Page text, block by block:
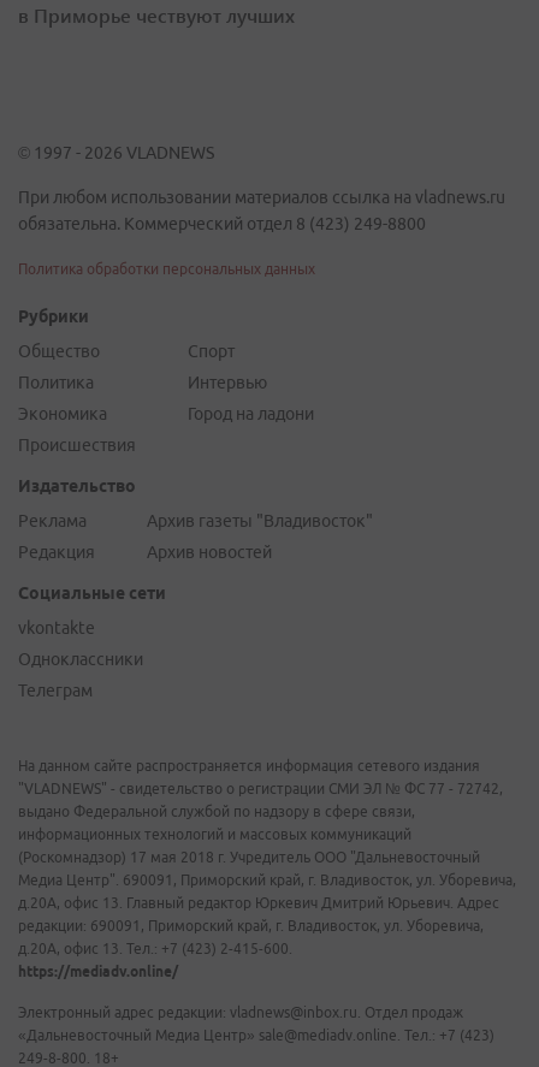
в Приморье чествуют лучших
© 1997 - 2026 VLADNEWS
При любом использовании материалов ссылка на vladnews.ru
обязательна. Коммерческий отдел 8 (423) 249-8800
Политика обработки персональных данных
Рубрики
Общество
Политика
Экономика
Происшествия
Спорт
Интервью
Город на ладони
Издательство
Реклама
Редакция
Архив газеты "Владивосток"
Архив новостей
Социальные сети
vkontakte
Одноклассники
Телеграм
На данном сайте распространяется информация сетевого издания
"VLADNEWS" - свидетельство о регистрации СМИ ЭЛ № ФС 77 - 72742,
выдано Федеральной службой по надзору в сфере связи,
информационных технологий и массовых коммуникаций
(Роскомнадзор) 17 мая 2018 г. Учредитель ООО "Дальневосточный
Медиа Центр". 690091, Приморский край, г. Владивосток, ул. Уборевича,
д.20А, офис 13. Главный редактор Юркевич Дмитрий Юрьевич. Адрес
редакции: 690091, Приморский край, г. Владивосток, ул. Уборевича,
д.20А, офис 13. Тел.: +7 (423) 2-415-600.
https://mediadv.online/
Электронный адрес редакции: vladnews@inbox.ru. Отдел продаж
«Дальневосточный Медиа Центр» sale@mediadv.online. Тел.: +7 (423)
249-8-800. 18+